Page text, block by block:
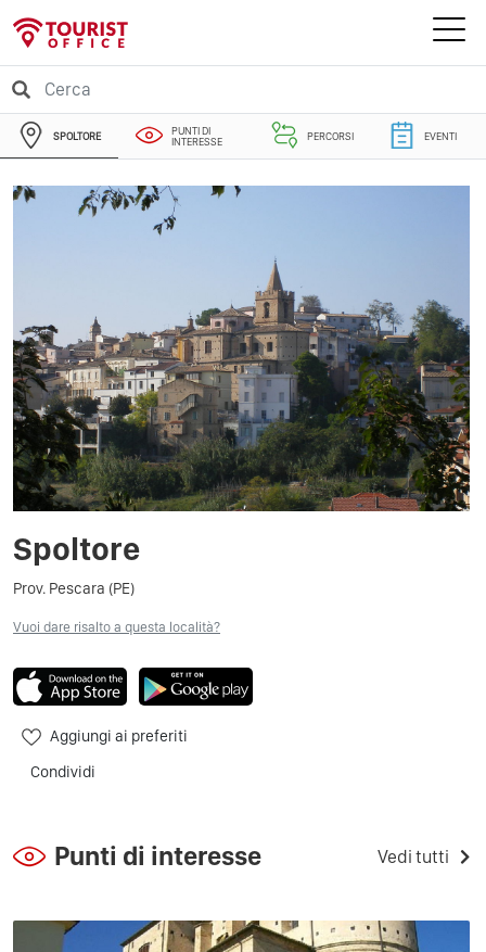
SPOLTORE
PUNTI DI
INTERESSE
PERCORSI EVENTI
Spoltore
Prov. Pescara (PE)
Vuoi dare risalto a questa località?
Aggiungi ai preferiti
Condividi
Punti di interesse Vedi tutti